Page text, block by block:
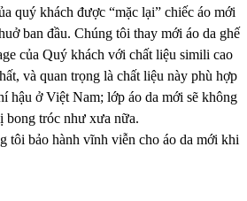
quý khách được “mặc lại” chiếc áo mới
ban đầu. Chúng tôi thay mới áo da ghế
của Quý khách với chất liệu simili cao
và quan trọng là chất liệu này phù hợp
hậu ở Việt Nam; lớp áo da mới sẽ không
bong tróc như xưa nữa.
tôi bảo hành vĩnh viễn cho áo da mới khi